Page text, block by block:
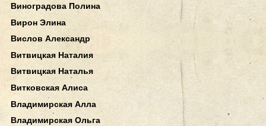
Виноградова Полина
Вирон Элина
Вислов Александр
Витвицкая Наталия
Витвицкая Наталья
Витковская Алиса
Владимирская Алла
Владимирская Ольга